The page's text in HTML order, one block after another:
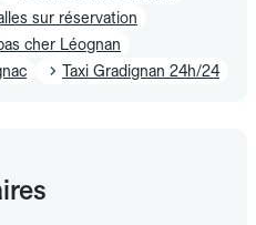
sur réservation
cher Léognan
Taxi Gradignan 24h/24